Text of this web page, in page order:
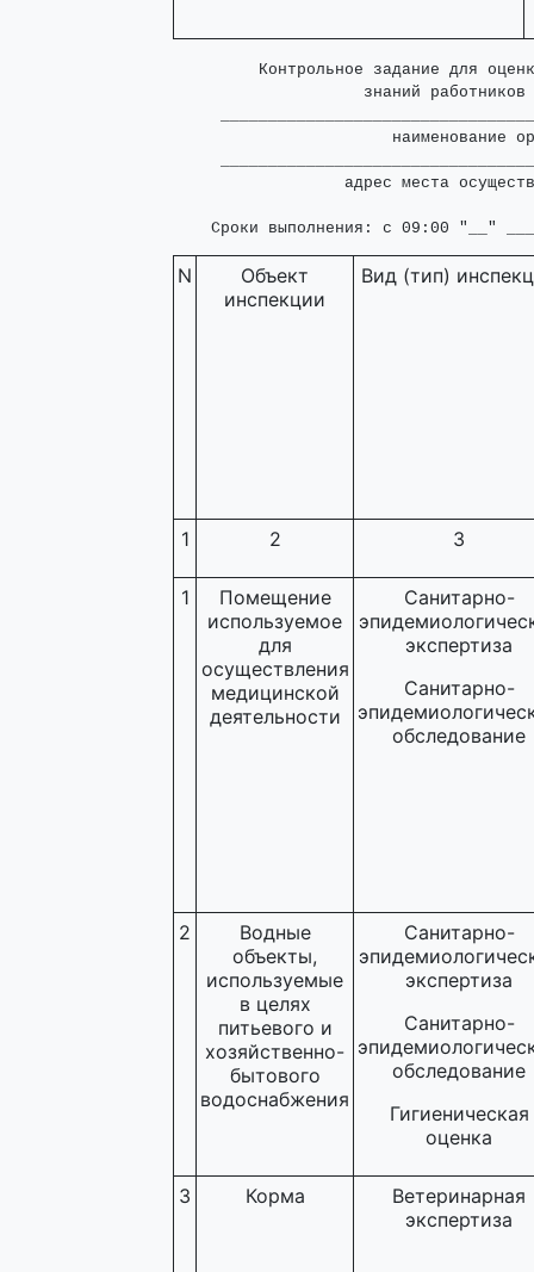
Контрольное задание для
знаний работников
наименование
адрес места
Сроки выполнения: с 09:00 "__"
N
Объект
инспекции
Вид (тип)
1 2 3
1
Помещение
используемое
для
осуществления
медицинской
деятельности
Санитарно-
экспертиза
Санитарно-
обследование
2
Водные
объекты,
используемые
в целях
питьевого и
хозяйственно-
бытового
водоснабжения
Санитарно-
экспертиза
Санитарно-
обследование
Гигиеническая
оценка
3 Корма
Ветеринарная
экспертиза